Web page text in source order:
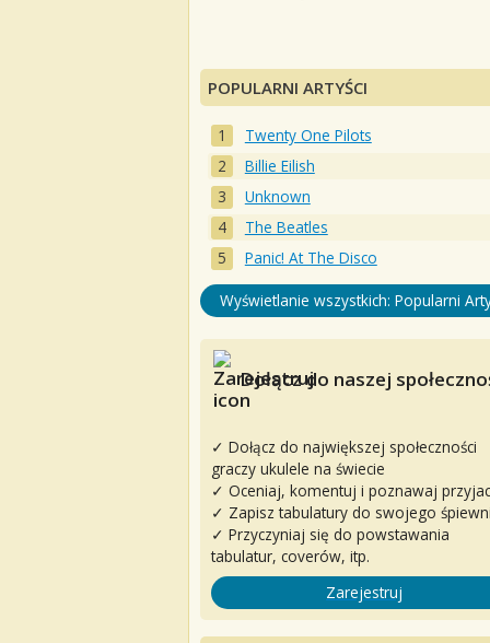
POPULARNI ARTYŚCI
Twenty One Pilots
Billie Eilish
Unknown
The Beatles
Panic! At The Disco
Wyświetlanie wszystkich: Popularni
Dołącz do naszej
✓ Dołącz do największej społeczności
graczy ukulele na świecie
✓ Oceniaj, komentuj i poznawaj
✓ Zapisz tabulatury do swojego
✓ Przyczyniaj się do powstawania
tabulatur, coverów, itp.
Zarejestruj